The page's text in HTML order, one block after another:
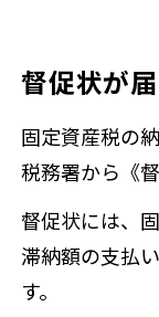
督促状が届
固定資産税の
税務署から《
督促状には、
滞納額の支払
す。